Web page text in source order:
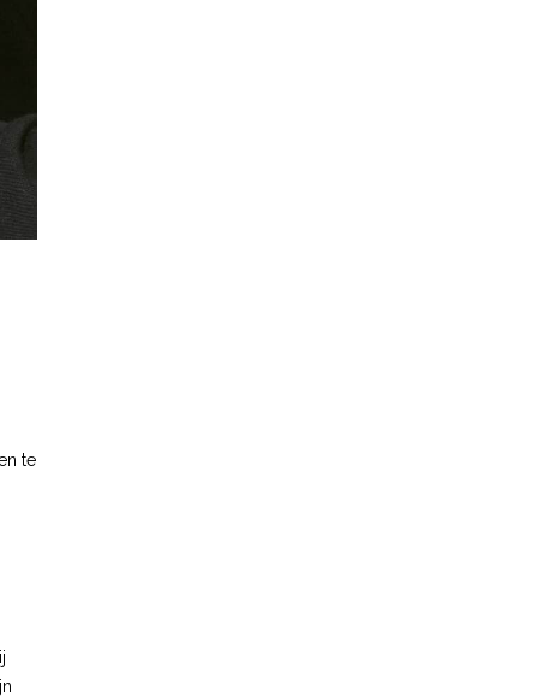
te